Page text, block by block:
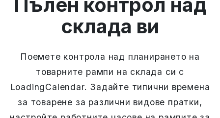
Пълен контрол над
склада ви
Поемете контрола над планирането на
товарните рампи на склада си с
LoadingCalendar. Задайте типични времена
за товарене за различни видове пратки,